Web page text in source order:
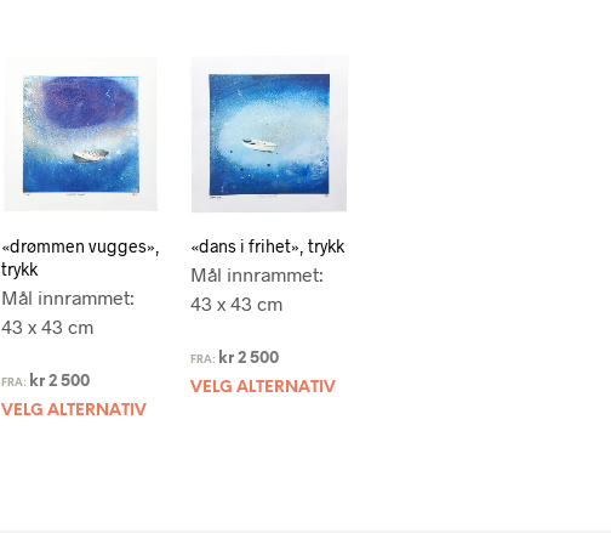
«drømmen vugges»,
trykk
Mål innrammet:
43 x 43 cm
FRA: kr2 500
VELG ALTERNATIV
«dans i frihet», trykk
Mål innrammet:
43 x 43 cm
FRA: kr 2 500
VELG ALTERNATIV